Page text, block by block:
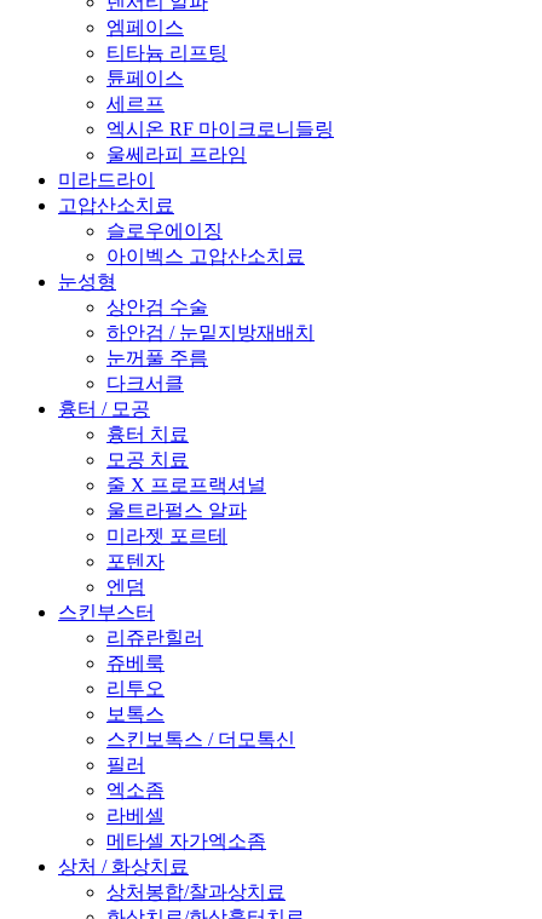
엠페이스
티타늄 리프팅
튠페이스
세르프
엑시온 RF 마이크로니들링
울쎄라피 프라임
미라드라이
고압산소치료
슬로우에이징
아이벡스 고압산소치료
눈성형
상안검 수술
하안검 / 눈밑지방재배치
눈꺼풀 주름
다크서클
흉터 / 모공
흉터 치료
모공 치료
줄 X 프로프랙셔널
울트라펄스 알파
미라젯 포르테
포텐자
엔덤
스킨부스터
리쥬란힐러
쥬베룩
리투오
보톡스
스킨보톡스 / 더모톡신
필러
엑소좀
라베셀
메타셀 자가엑소좀
상처 / 화상치료
상처봉합/찰과상치료